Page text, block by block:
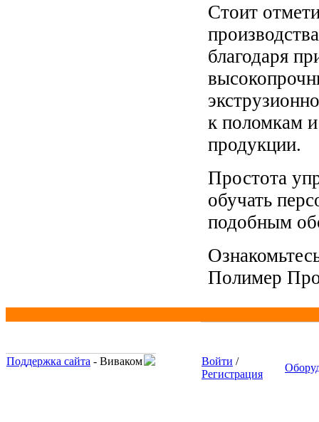
Стоит
благодаря
к поломкам
продукции.
Простота
обучать
подобным
Полимер
Поддержка сайта - Виваком Войти /
Регистрация